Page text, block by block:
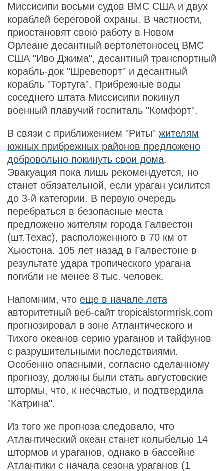
Миссисипи восьми судов ВМС США и двух
кораблей береговой охраны. В частности,
приостановят свою работу в Новом
Орлеане десантный вертолетоносец ВМС
США "Иво Джима", десантный транспортный
корабль-док "Шревепорт" и десантный
корабль "Тортуга". Прибрежные воды
соседнего штата Миссисипи покинул
военный плавучий госпиталь "Комфорт".
В связи с приближением "Риты" жителям
южных прибрежных районов предложено
добровольно покинуть свои дома.
Эвакуация пока лишь рекомендуется, но
станет обязательной, если ураган усилится
до 3-й категории. В первую очередь
перебраться в безопасные места
предложено жителям города Галвестон
(шт.Техас), расположенного в 70 км от
Хьюстона. 105 лет назад в Галвестоне в
результате удара тропического урагана
погибли не менее 8 тыс. человек.
Напомним, что еще в начале лета
авторитетный веб-сайт tropicalstormrisk.com
прогнозировал в зоне Атлантического и
Тихого океанов серию ураганов и тайфунов
с разрушительными последствиями.
Особенно опасными, согласно сделанному
прогнозу, должны были стать августовские
штормы, что, к несчастью, и подтвердила
"Катрина".
Из того же прогноза следовало, что
Атлантический океан станет колыбелью 14
штормов и ураганов, однако в бассейне
Атлантики с начала сезона ураганов (1